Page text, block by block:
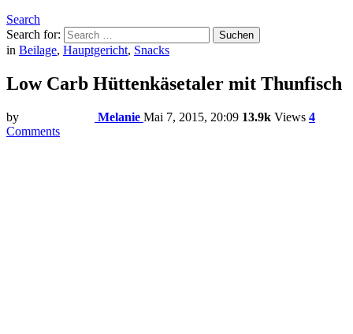
Search
Search for:
Suchen
in Beilage, Hauptgericht, Snacks
Low Carb Hüttenkäsetaler mit Thunfisch
by Melanie Mai 7, 2015, 20:09 13.9k Views 4
Comments